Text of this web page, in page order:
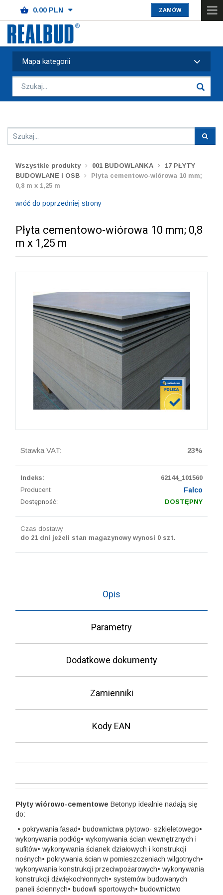
ZAMÓW
Mapa kategorii
Wszystkie produkty 001 BUDOWLANKA
17 PŁYTY
BUDOWLANE i OSB
Płyta cementowo-wiórowa 10 mm;
0,8 m x 1,25 m
wróć do poprzedniej strony
Płyta cementowo-wiórowa 10 mm; 0,8
m x 1,25 m
Stawka VAT: 23%
Indeks:
62144_101560
Producent:
Falco
Dostępność: DOSTĘPNY
Czas dostawy
do 21 dni jeżeli stan magazynowy wynosi 0 szt.
Opis
Parametry
Dodatkowe dokumenty
Zamienniki
Kody EAN
Płyty wiórowo-cementowe Betonyp idealnie nadają się
do:
• pokrywania fasad• budownictwa płytowo- szkieletowego•
wykonywania podłóg• wykonywania ścian wewnętrznych i
sufitów• wykonywania ścianek działowych i konstrukcji
nośnych• pokrywania ścian w pomieszczeniach wilgotnych•
wykonywania konstrukcji przeciwpożarowych• wykonywania
konstrukcji dźwiękochłonnych• systemów budowanych
paneli ściennych• budowli sportowych• budownictwo